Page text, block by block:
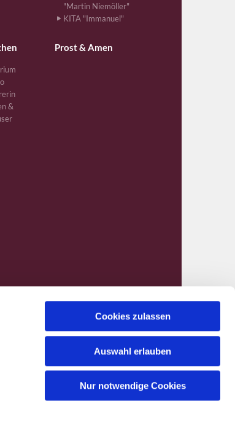
Cookies zulassen
Auswahl erlauben
Nur notwendige Cookies
"Martin Niemöller"
KITA "Immanuel"
&
Prost & Amen
hamm.de